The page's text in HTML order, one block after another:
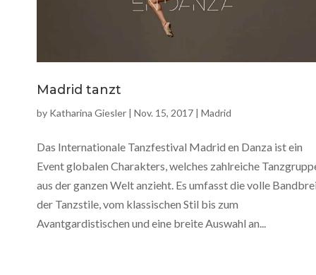
Madrid tanzt
by Katharina Giesler | Nov. 15, 2017 | Madrid
Das Internationale Tanzfestival Madrid en Danza ist ein
Event globalen Charakters, welches zahlreiche
aus der ganzen Welt anzieht. Es umfasst die volle
der Tanzstile, vom klassischen Stil bis zum
Avantgardistischen und eine breite Auswahl an...